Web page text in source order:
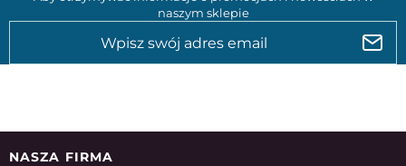
naszym sklepie
NASZA FIRMA